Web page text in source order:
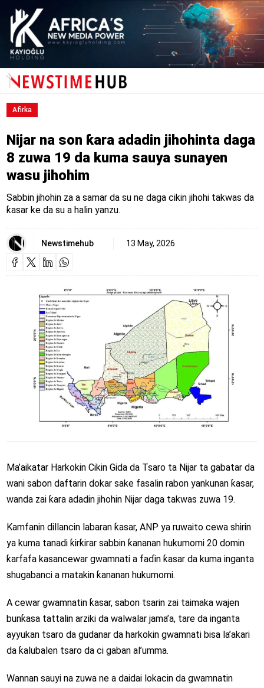
Afirka
Nijar na son ƙara adadin jihohinta daga
8 zuwa 19 da kuma sauya sunayen
wasu jihohim
Sabbin jihohin za a samar da su ne daga cikin jihohi takwas da
ƙasar ke da su a halin yanzu.
Newstimehub 13 May, 2026
Ma’aikatar Harkokin Cikin Gida da Tsaro ta Nijar ta gabatar da
wani sabon daftarin dokar sake fasalin rabon yankunan ƙasar,
wanda zai ƙara adadin jihohin Nijar daga takwas zuwa 19.
Kamfanin dillancin labaran ƙasar, ANP ya ruwaito cewa shirin
ya kuma tanadi ƙirƙirar sabbin ƙananan hukumomi 20 domin
ƙarfafa kasancewar gwamnati a faɗin ƙasar da kuma inganta
shugabanci a matakin ƙananan hukumomi.
A cewar gwamnatin ƙasar, sabon tsarin zai taimaka wajen
bunƙasa tattalin arziki da walwalar jama’a, tare da inganta
ayyukan tsaro da gudanar da harkokin gwamnati bisa la’akari
da ƙalubalen tsaro da ci gaban al’umma.
Wannan sauyi na zuwa ne a daidai lokacin da gwamnatin